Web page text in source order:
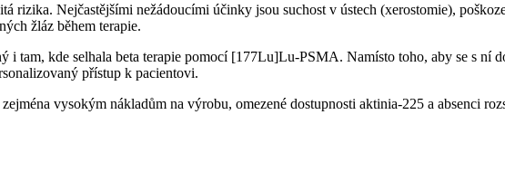
rizika. Nejčastějšími nežádoucími účinky jsou suchost v ústech (xerostomie),
žláz během terapie.
tam, kde selhala beta terapie pomocí [177Lu]Lu-PSMA. Namísto toho, aby se s ní
přístup k pacientovi.
vysokým nákladům na výrobu, omezené dostupnosti aktinia-225 a absenci